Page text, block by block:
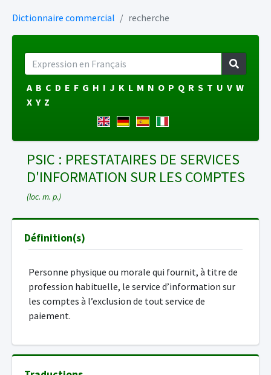
Dictionnaire commercial recherche
A B C D E F G H I J K L M N O P Q R S T U V W
X Y Z
PSIC : PRESTATAIRES DE SERVICES
D'INFORMATION SUR LES COMPTES
(loc. m. p.)
Définition(s)
Personne physique ou morale qui fournit, à titre de
profession habituelle, le service d’information sur
les comptes à l’exclusion de tout service de
paiement.